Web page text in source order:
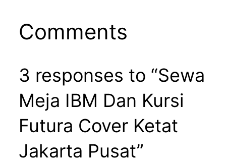
Comments
3 responses to “Sewa
Meja IBM Dan Kursi
Futura Cover Ketat
Jakarta Pusat”